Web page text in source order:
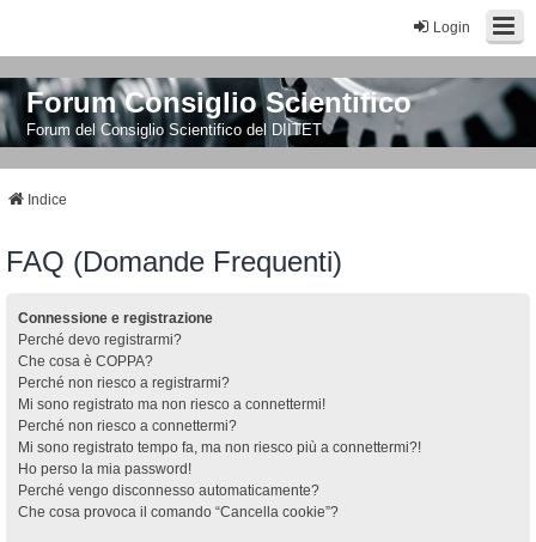
Login
Forum Consiglio Scientifico
Forum del Consiglio Scientifico del DIITET
Indice
FAQ (Domande Frequenti)
Connessione e registrazione
Perché devo registrarmi?
Che cosa è COPPA?
Perché non riesco a registrarmi?
Mi sono registrato ma non riesco a connettermi!
Perché non riesco a connettermi?
Mi sono registrato tempo fa, ma non riesco più a connettermi?!
Ho perso la mia password!
Perché vengo disconnesso automaticamente?
Che cosa provoca il comando “Cancella cookie”?